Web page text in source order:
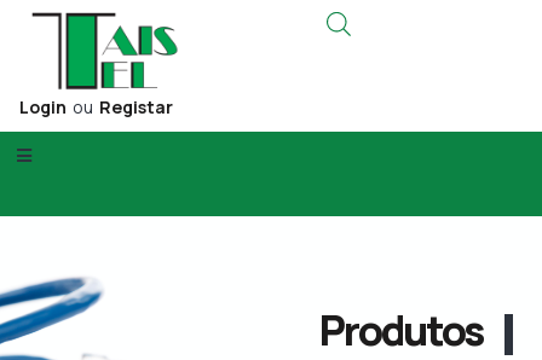
Login ou Registar
Produtos